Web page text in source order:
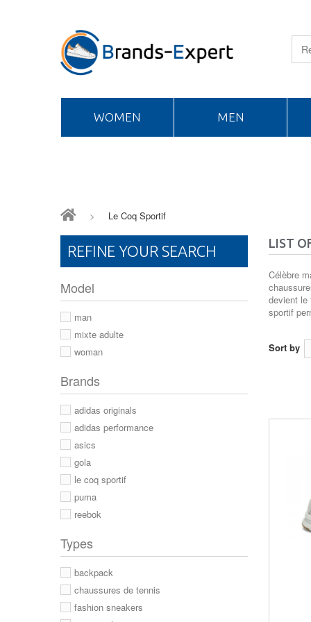
WOMEN MEN
> Le Coq Sportif
LIST
Célèbre
devient le
sportif
Sort by
REFINE YOUR SEARCH
Model
man
mixte adulte
woman
Brands
adidas originals
adidas performance
asics
gola
le coq sportif
puma
reebok
Types
backpack
chaussures de tennis
fashion sneakers